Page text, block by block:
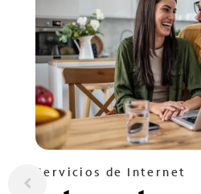
Servicios de Internet